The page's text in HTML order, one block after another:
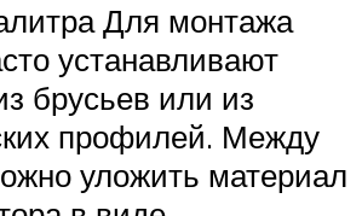
Для монтажа
устанавливают
брусьев или из
профилей. Между
уложить материал